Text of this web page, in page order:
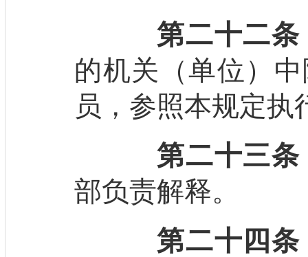
第二十二条
的机关（单位）
员，参照本规定执
第二十三条
部负责解释。
第二十四条